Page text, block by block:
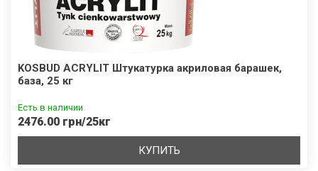
KOSBUD ACRYLIT Штукатурка акриловая барашек,
база, 25 кг
Есть в наличии
2476.00 грн/25кг
КУПИТЬ